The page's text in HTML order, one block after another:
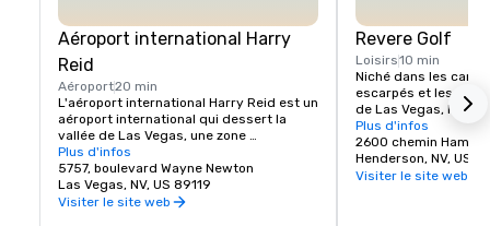
Aéroport international Harry
Reid
Aéroport20 min
L'aéroport international Harry Reid est un
aéroport international qui dessert la
vallée de Las Vegas, une zone
métropolitaine du Nevada, aux États-
Unis.
Plus d'infos
5757, boulevard Wayne Newton
Las Vegas, NV, US 89119
Visiter le site web
Revere Golf
Loisirs10 min
Niché dans les
escarpés et les
de Las Vegas, le
une vue imprenable
de Las Vegas et les
environnantes. Le
mètres, par 72, du
Plus d'infos
2600 chemin
Henderson, NV, US
Visiter le site web